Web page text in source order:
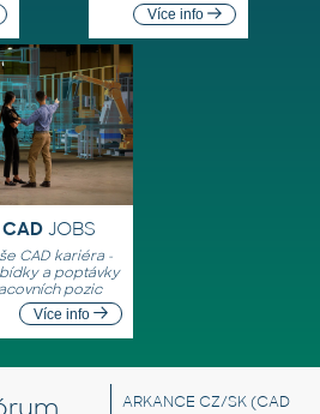
Více info
CAD JOBS
CAD kariéra -
a poptávky
pozic
Více info
ARKANCE CZ/SK(CAD